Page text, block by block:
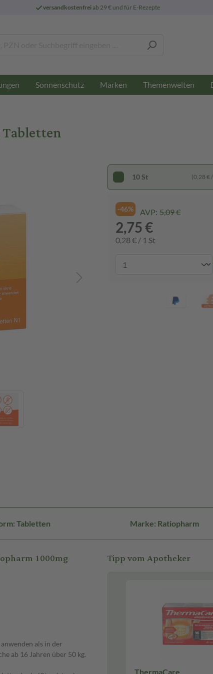
versandkostenfreiab 29 € und für E-Rezepte
Sonnenschutz Marken Themenwelten
10 St (0,28 €
-46% AVP: 5,09 €
2,75 €
0,28 € / 1 St
Tabletten Marke: Ratiopharm
1000mg
als in der
ab 16 Jahren über 50 kg.
Tipp vom Apotheker
ThermaCare